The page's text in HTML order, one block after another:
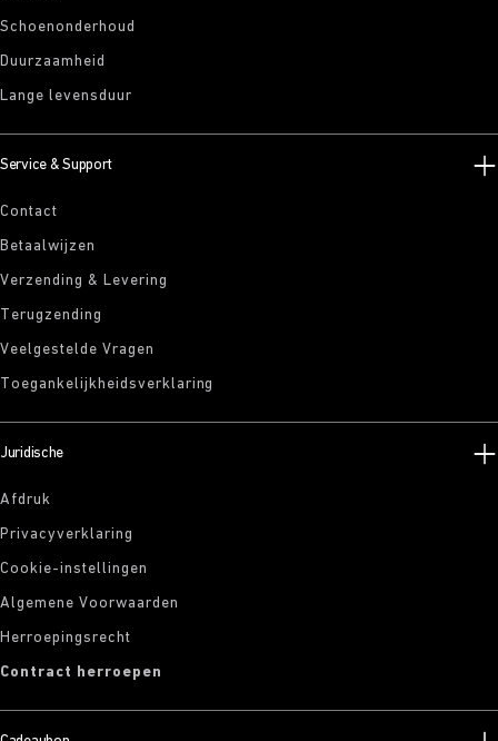
Schoenonderhoud
Duurzaamheid
Lange levensduur
Service & Support
Contact
Betaalwijzen
Verzending & Levering
Terugzending
Veelgestelde Vragen
Toegankelijkheidsverklaring
Juridische
Afdruk
Privacyverklaring
Cookie-instellingen
Algemene Voorwaarden
Herroepingsrecht
Contract herroepen